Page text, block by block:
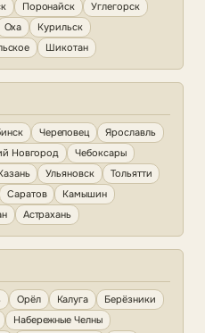
Поронайск
Углегорск
Оха
Курильск
Шикотан
Череповец
Ярославль
Новгород
Чебоксары
Ульяновск
Тольятти
Саратов
Камышин
Астрахань
Орёл Калуга
Берёзники
Набережные Челны